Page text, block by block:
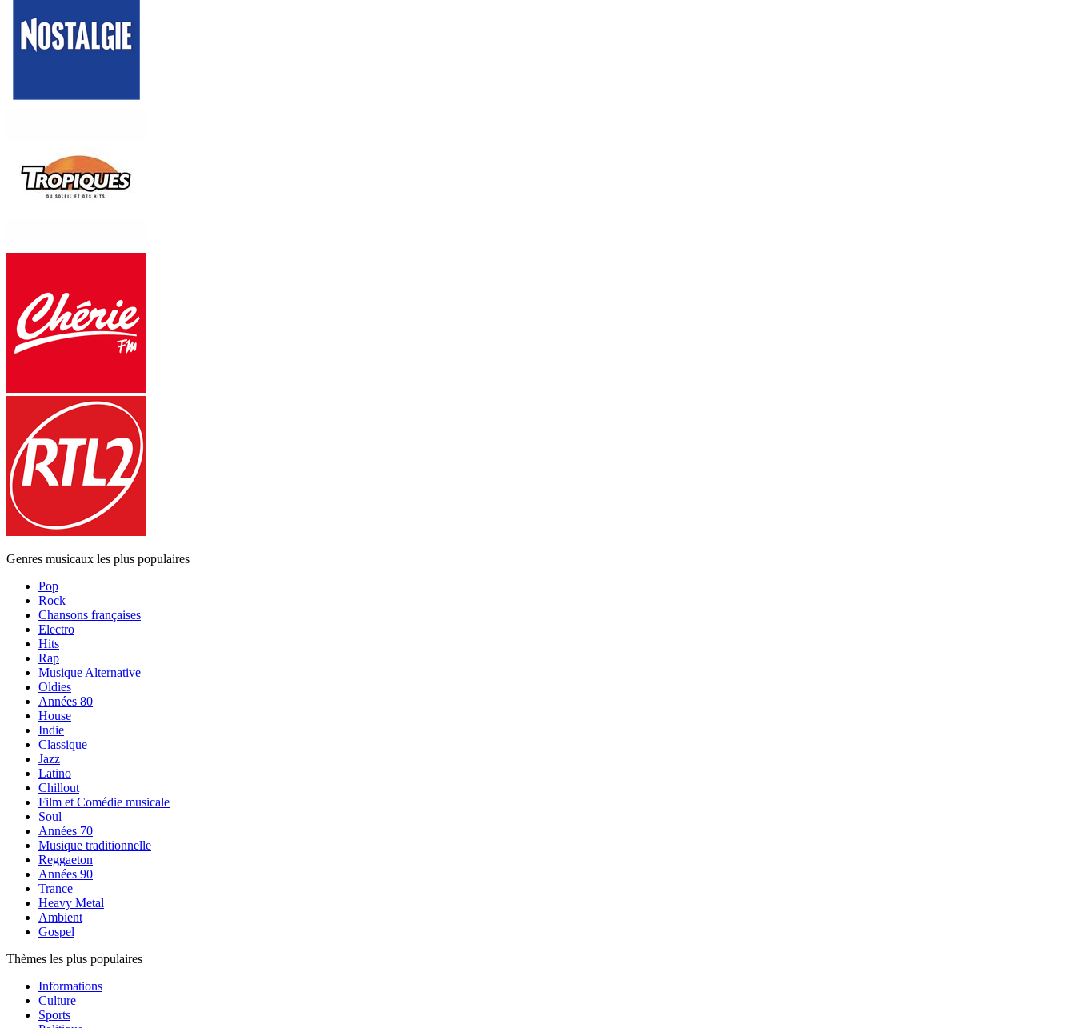
Genres musicaux les plus populaires
Pop
Rock
Chansons françaises
Electro
Hits
Rap
Musique Alternative
Oldies
Années 80
House
Indie
Classique
Jazz
Latino
Chillout
Film et Comédie musicale
Soul
Années 70
Musique traditionnelle
Reggaeton
Années 90
Trance
Heavy Metal
Ambient
Gospel
Thèmes les plus populaires
Informations
Culture
Sports